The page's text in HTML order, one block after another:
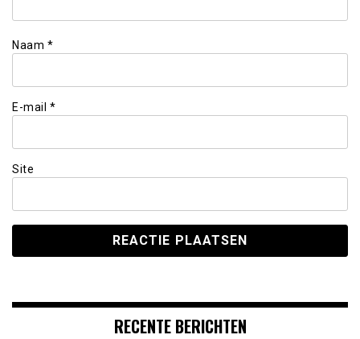
Naam *
E-mail *
Site
RECENTE BERICHTEN